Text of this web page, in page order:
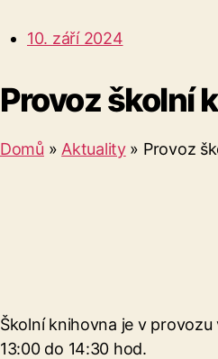
10. září 2024
Provoz školní
Domů » Aktuality» Provoz
Školní knihovna je v
13:00 do 14:30 hod.